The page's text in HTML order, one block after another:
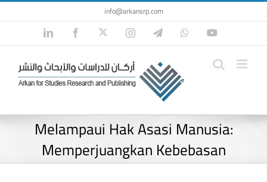
Skip
to
content
info@arkansrp.com
LinkedIn FacebookTwitterInstagramTelegramWhatsApp
Melampaui Hak Asasi Manusia:
Memperjuangkan Kebebasan